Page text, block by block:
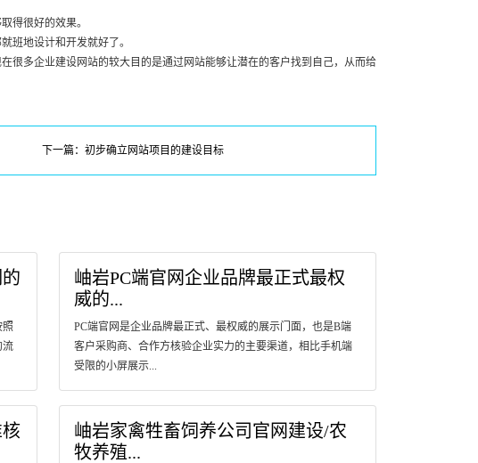
得很好的效果。
班地设计和开发就好了。
很多企业建设网站的较大目的是通过网站能够让潜在的客户找到自己，从而给
下一篇：初步确立网站项目的建设目标
照
流
岫岩PC端官网企业品牌最正式最权
威的...
PC端官网是企业品牌最正式、最权威的展示门面，也是B端
客户采购商、合作方核验企业实力的主要渠道，相比手机端
受限的小屏展示...
岫岩家禽牲畜饲养公司官网建设/农
牧养殖...